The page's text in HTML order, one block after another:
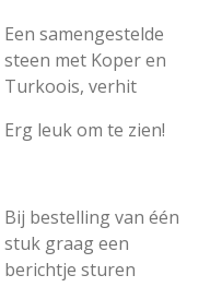
Een samengestelde
steen met Koper en
Turkoois, verhit
Erg leuk om te zien!
Bij bestelling van één
stuk graag een
berichtje sturen